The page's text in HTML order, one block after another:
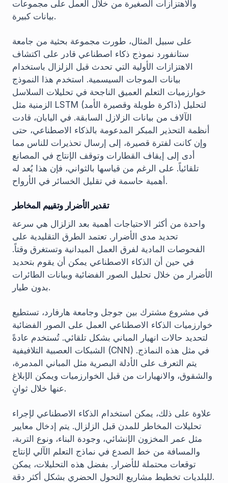
والاهتزازات الصغيرة من خلال العمل على مجموعات
بيانات كبيرة.
على سبيل المثال، طورت مجموعة بحثية من جامعة
ستانفورد نموذج ذكاء اصطناعي قادر على اكتشاف
الاهتزازات الأولية التي تحدث قبل الزلزال باستخدام
بيانات الموجات السيسمية. استخدم هذا النموذج
خوارزميات التعلم العميق الناجحة في تحليلات السلاسل
الزمنية مثل LSTM (ذاكرة طويلة وقصيرة الأمد) لتحليل
الآلاف من بيانات الزلازل السابقة. في اليابان، قادت
أنظمة التحذير المبكر المدعومة بالذكاء الاصطناعي، حتى
وإن كانت لفترة قصيرة، إلى إرسال تحذيرات للناس مما
أدى إلى إيقاف القطارات وتوقف الإنتاج في المصانع
تلقائياً. على الرغم من قياسها بالثواني، فإن هذا يُعد له
أهمية حاسمة في تقليل الخسائر في الأرواح.
تقدير الأضرار وتقييم المخاطر
واحدة من أكثر الاحتياجات أهمية بعد الزلزال هي سرعة
تحديد مدى الأضرار. تعتمد الطرق التقليدية على
الفحوصات المادية لفرق العمل الميدانية وتستغرق وقتاً.
في حين أن الذكاء الاصطناعي يمكن أن يقوم بتحديد
الأضرار من خلال تحليل الصور الفضائية وبيانات الطائرات
بدون طيار.
في مشروع مشترك بين جوجل وجامعة هارفارد، تستطيع
خوارزميات الذكاء الاصطناعي العمل على الصور الفضائية
لتحديد حالات انهيار المباني بشكل تلقائي. تُستخدم عادةً
الشبكات العصبية التلافيفية (CNN) في مثل هذه النماذج.
يتم التعرف على الأدلة البصرية مثل المباني المدمرة،
والشقوق، والانهيارات من قبل الخوارزميات ويمكن الإبلاغ
عنها خلال ثوانٍ.
علاوة على ذلك، يمكن استخدام الذكاء الاصطناعي لإجراء
تحليلات المخاطر للمدن قبل الزلزال. يتم إدخال معايير
مثل عمر المخزون الإنشائي، وجودة البناء، ونوع التربة،
والمسافة من خط الصدع في نماذج التعلم الآلي لإنتاج
توقعات محتملة للأضرار. بفضل هذه التحليلات، يمكن
للبلديات تخطيط مشاريع التحول الحضري بشكل أكثر دقة.